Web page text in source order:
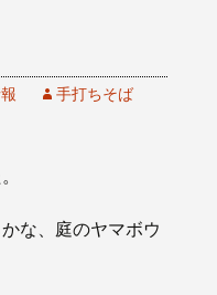
手打ちそば
な、庭のヤマボウ